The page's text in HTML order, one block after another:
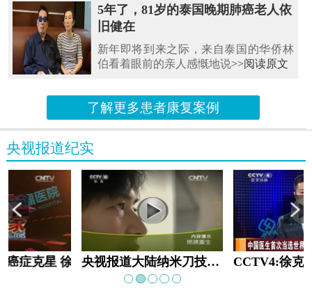
5年了，81岁的泰国晚期肺癌老人依
旧健在
新年即将到来之际，来自泰国的华侨林
伯看着眼前的亲人感慨地说>>阅读原文
了解更多患者康复案例
央视报道纪实
癌症克星 徐克成 央视报道大陆纳米刀技术手术：绝境重生